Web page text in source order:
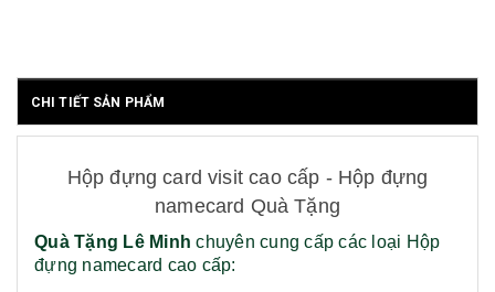
CHI TIẾT SẢN PHẨM
Hộp đựng card visit cao cấp - Hộp đựng
namecard Quà Tặng
Quà Tặng Lê Minhchuyên cung cấp các loại Hộp
đựng namecard cao cấp: